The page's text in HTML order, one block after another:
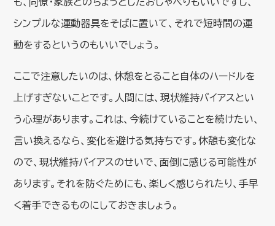
シンプルな運動器具をそばに置いて、それで短時間の運
動をするというのもいいでしょう。
ここで注意したいのは、休憩をとること自体のハードルを
上げすぎないことです。人間には、現状維持バイアスとい
う心理があります。これは、今続けていることを続けたい、
言い換えるなら、変化を避ける気持ちです。休憩も変化な
ので、現状維持バイアスのせいで、面倒に感じる可能性が
あります。それを防ぐためにも、楽しく感じられたり、手早
く着手できるものにしておきましょう。